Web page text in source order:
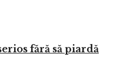
fără să piardă